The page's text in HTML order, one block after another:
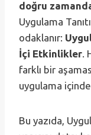
doğru
Uygulama
odaklanır:
İçi Etkinlikler.
farklı bir
uygulama
Bu yazıda,